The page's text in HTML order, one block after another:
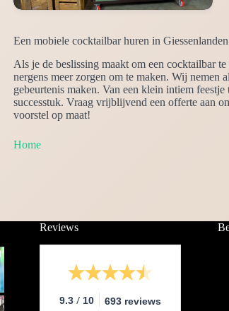
Een mobiele cocktailbar huren in
Als je de beslissing maakt om een cocktailbar
nergens meer zorgen om te maken. Wij nemen
gebeurtenis maken. Van een klein intiem
successtuk. Vraag vrijblijvend een offerte aan
voorstel op maat!
Home
Reviews
9.3 / 10 693 reviews